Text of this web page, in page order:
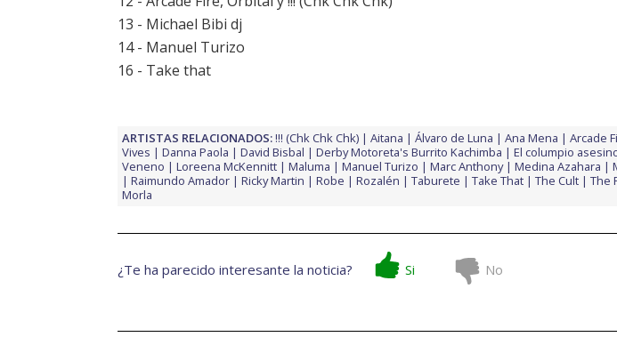
13 - Michael Bibi dj
14 - Manuel Turizo
16 - Take that
ARTISTAS RELACIONADOS:!!! (Chk Chk Chk) Aitana Álvaro de Luna Ana Mena Arcade
Vives
Danna Paola David Bisbal Derby Motoreta's Burrito Kachimba El columpio
Veneno
Loreena McKennitt Maluma Manuel Turizo Marc Anthony Medina Azahara
Raimundo Amador
Ricky Martin Robe Rozalén Taburete Take That The Cult The
Morla
¿Te ha parecido interesante la noticia? Si No